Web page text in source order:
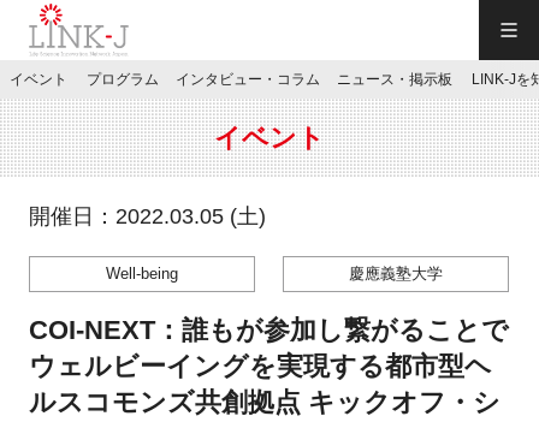
JP／EN
特別会員専用メニュー
施設ご予約
イベント プログラム インタビュー・コラム ニュース・掲示板 LINK-Jを
イベント
開催日：2022.03.05 (土)
Well-being 慶應義塾大学
COI-NEXT：誰もが参加し繋がることで
ウェルビーイングを実現する都市型ヘ
ルスコモンズ共創拠点 キックオフ・シ